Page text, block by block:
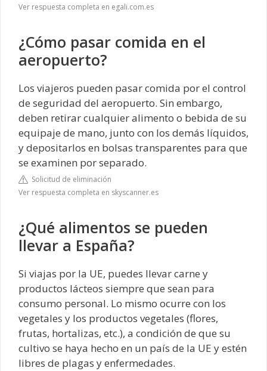
Ver respuesta completa en egali.com.es
¿Cómo pasar comida en el
aeropuerto?
Los viajeros pueden pasar comida por el control
de seguridad del aeropuerto. Sin embargo,
deben retirar cualquier alimento o bebida de su
equipaje de mano, junto con los demás líquidos,
y depositarlos en bolsas transparentes para que
se examinen por separado.
Solicitud de eliminación
Ver respuesta completa en skyscanner.es
¿Qué alimentos se pueden
llevar a España?
Si viajas por la UE, puedes llevar carne y
productos lácteos siempre que sean para
consumo personal. Lo mismo ocurre con los
vegetales y los productos vegetales (flores,
frutas, hortalizas, etc.), a condición de que su
cultivo se haya hecho en un país de la UE y estén
libres de plagas y enfermedades.